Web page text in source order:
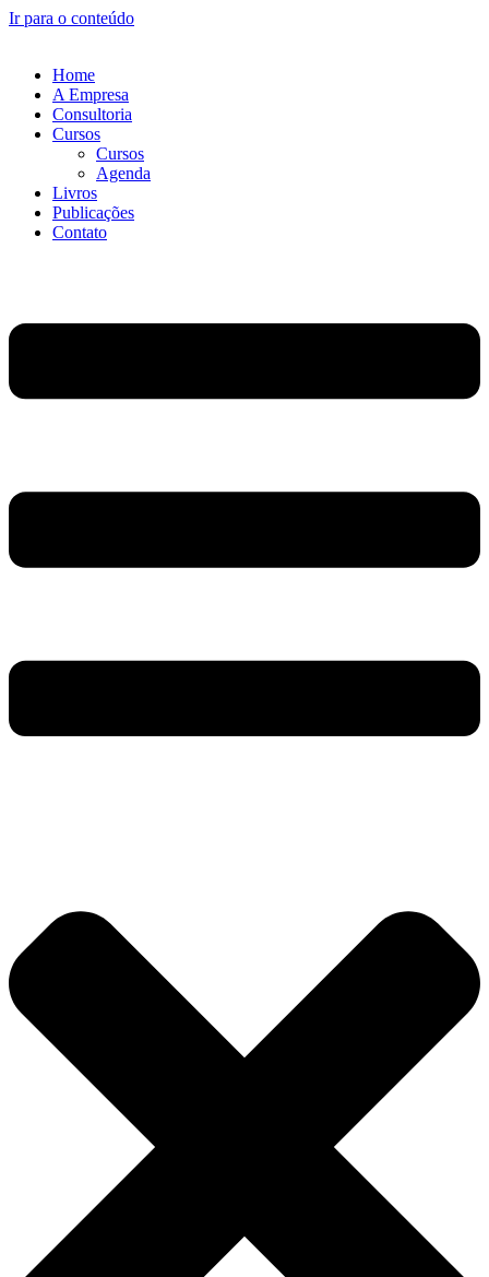
Ir para o conteúdo
Home
A Empresa
Consultoria
Cursos
Cursos
Agenda
Livros
Publicações
Contato